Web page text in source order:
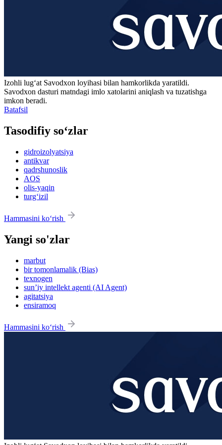
Izohli lugʻat Savodxon loyihasi bilan hamkorlikda yaratildi.
Savodxon dasturi matndagi imlo xatolarini aniqlash va tuzatishga
imkon beradi.
Batafsil
Tasodifiy so‘zlar
gidroizolyatsiya
antikvar
qadrshunoslik
AOS
olis-yaqin
turg‘izil
Hammasini ko‘rish
Yangi so'zlar
marbut
bir tomonlamalik (Bias)
texnogen
sun’iy intellekt agenti (AI Agent)
agitatsiya
ensiramoq
Hammasini ko‘rish